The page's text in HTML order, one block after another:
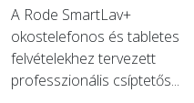
A Rode SmartLav+
okostelefonos és tabletes
felvételekhez tervezett
professzionális csíptetős...